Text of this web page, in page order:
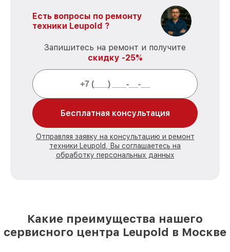
Есть вопросы по ремонту
техники Leupold ?
Запишитесь на ремонт и получите
скидку -25%
Бесплатная консультация
Отправляя заявку на консультацию и ремонт
техники Leupold, Вы соглашаетесь на
обработку персональных данных
Какие преимущества нашего
сервисного центра Leupold в Москве